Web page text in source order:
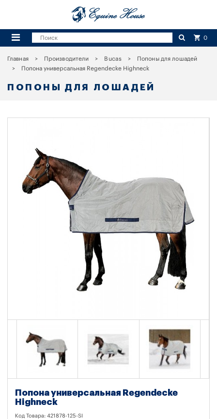
0
Главная Производители Bucas
Попоны для лошадей
Попона универсальная Regendecke Highneck
ПОПОНЫ ДЛЯ ЛОШАДЕЙ
Попона универсальная Regendecke
Highneck
Код Товара: 421878-125-SI